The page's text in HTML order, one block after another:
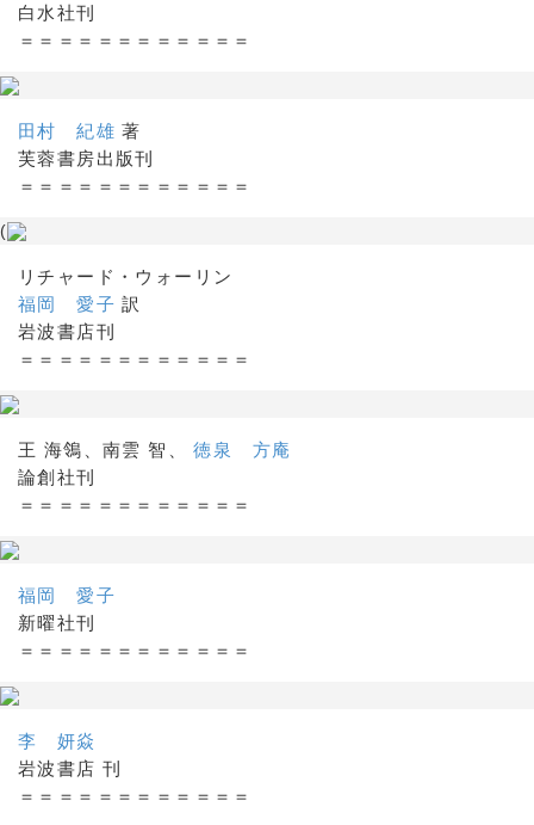
白水社刊
＝＝＝＝＝＝＝＝＝＝＝＝
田村 紀雄 著
芙蓉書房出版刊
＝＝＝＝＝＝＝＝＝＝＝＝
(
リチャード・ウォーリン
福岡 愛子 訳
岩波書店刊
＝＝＝＝＝＝＝＝＝＝＝＝
王 海鴒、南雲 智、徳泉 方庵
論創社刊
＝＝＝＝＝＝＝＝＝＝＝＝
福岡 愛子
新曜社刊
＝＝＝＝＝＝＝＝＝＝＝＝
李 妍焱
岩波書店 刊
＝＝＝＝＝＝＝＝＝＝＝＝